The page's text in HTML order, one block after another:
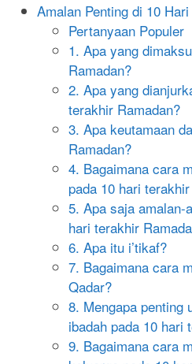
Amalan Penting di 10
Pertanyaan Populer
1. Apa yang
Ramadan?
2. Apa yang
terakhir Ramadan?
3. Apa keutamaan
Ramadan?
4. Bagaimana cara
pada 10 hari
5. Apa saja amalan-
hari terakhir
6. Apa itu i’tikaf?
7. Bagaimana cara
Qadar?
8. Mengapa penting
ibadah pada 10 hari
9. Bagaimana cara